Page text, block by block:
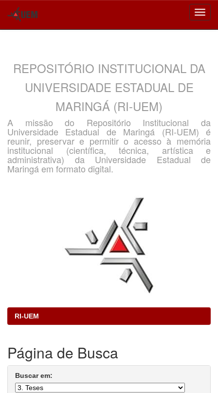
REPOSITÓRIO INSTITUCIONAL DA
UNIVERSIDADE ESTADUAL DE
MARINGÁ (RI-UEM)
A missão do Repositório Institucional da
Universidade Estadual de Maringá (RI-UEM) é
reunir, preservar e permitir o acesso à memória
institucional (científica, técnica, artística e
administrativa) da Universidade Estadual de
Maringá em formato digital.
RI-UEM
Página de Busca
Buscar em: